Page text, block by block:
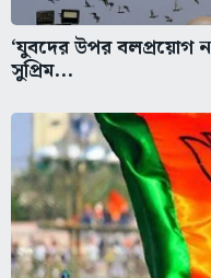
‘যুবদের উপর বলপ্রয়োগ
সুপ্রিম...